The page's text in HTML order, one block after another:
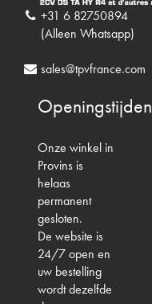
+31 6 82750894
(Alleen Whatsapp)
sales@tpvfrance.com
Openingstijden
Onze winkel in
Provins is
helaas
permanent
gesloten.
De website is
24/7 open en
uw bestelling
wordt dezelfde